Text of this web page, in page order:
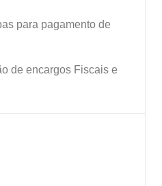
para pagamento de
de encargos Fiscais e